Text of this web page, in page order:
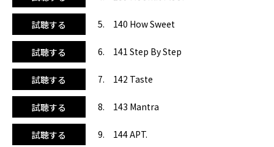
があり、レッスン中もみんなを引っ張ってくれる1曲です。9
曲目には、TikTokでもどこでも大人気のブルーノ・マーズ&
ロゼ『アパトゥ.』。子供から大人まで知っているこの曲はレ
ッスン中に口ずさむ方もいて、会場が大いに盛り上がりまし
た。そして、ラスト15曲目はK-POPで締め！KATSEYE『タ
ッチ』は、一度聴くとクセになる曲。MVの個性的な振り付
けも可愛く、最後まで楽しくレッスンを終えられます。この
アルバムは、どの曲もテンションをしっかり引き上げてくれ
るアレンジ。1曲が4分程度あるので、単曲使いやファイナル
ソングとしてもご活用ください。持っていて損なし、どこで
も大活躍してくれるアルバムです。
試聴する 5. 140 How Sweet
試聴する 6. 141 Step By Step
試聴する 7. 142 Taste
試聴する 8. 143 Mantra
試聴する 9. 144 APT.